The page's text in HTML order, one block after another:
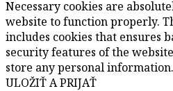
Necessary cookies are
website to function properly.
includes cookies that ensures
security features of the
store any personal information.
ULOŽIŤ A PRIJAŤ